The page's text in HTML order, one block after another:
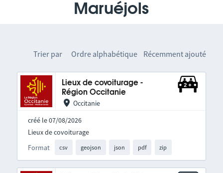
Maruéjols
Trier par Ordre alphabétique Récemment ajouté
Lieux de covoiturage -
Région Occitanie
Occitanie
créé le 07/08/2026
Format csv geojson json pdf zip
Lieux de covoiturage